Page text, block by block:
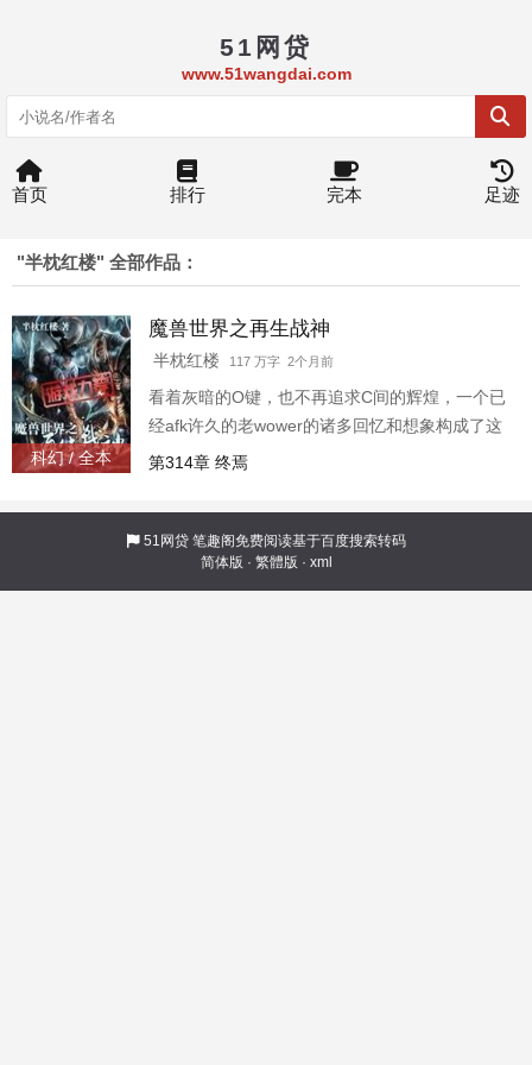
51网贷
www.51wangdai.com
首页 排行 完本 足迹
"半枕红楼" 全部作品：
科幻 / 全本
魔兽世界之再生战神
半枕红楼 117 万字 2个月前
看着灰暗的O键，也不再追求C间的辉煌，一个已
经afk许久的老wower的诸多回忆和想象构成了这
个故事，重来一次的wow将会告别曾经的诸多遗
覆雨。
第314章 终焉
51网贷笔趣阁免费阅读基于百度搜索转码
简体版 · 繁體版 · xml